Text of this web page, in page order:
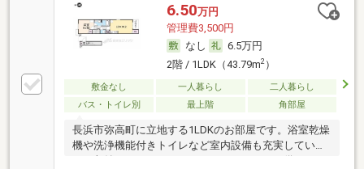
6.50万円
管理費3,500円
なし
6.5万円
2階 / 1LDK（43.79m2）
敷金なし 一人暮らし
二人暮らし
バス・トイレ別
最上階 角部屋
長浜市弥高町に立地する1LDKのお部屋です。浴室乾燥
機や洗浄機能付きトイレなど室内設備も充実していま